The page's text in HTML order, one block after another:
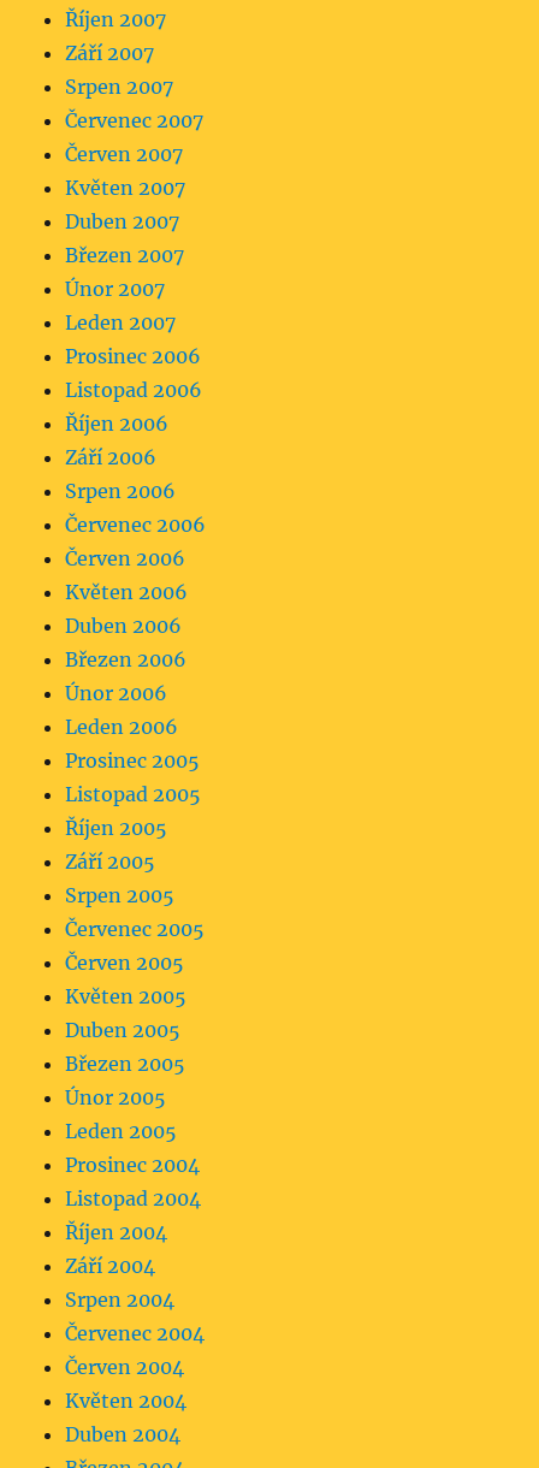
Říjen 2007
Září 2007
Srpen 2007
Červenec 2007
Červen 2007
Květen 2007
Duben 2007
Březen 2007
Únor 2007
Leden 2007
Prosinec 2006
Listopad 2006
Říjen 2006
Září 2006
Srpen 2006
Červenec 2006
Červen 2006
Květen 2006
Duben 2006
Březen 2006
Únor 2006
Leden 2006
Prosinec 2005
Listopad 2005
Říjen 2005
Září 2005
Srpen 2005
Červenec 2005
Červen 2005
Květen 2005
Duben 2005
Březen 2005
Únor 2005
Leden 2005
Prosinec 2004
Listopad 2004
Říjen 2004
Září 2004
Srpen 2004
Červenec 2004
Červen 2004
Květen 2004
Duben 2004